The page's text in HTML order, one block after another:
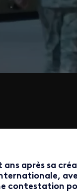
après sa
contestation